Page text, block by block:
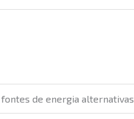
de energia alternativas